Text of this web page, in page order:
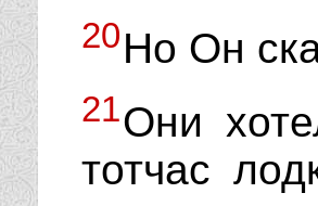
20Но Он
21Они
тотчас